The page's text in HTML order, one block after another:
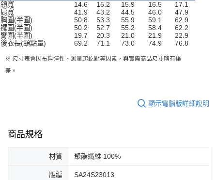
領寬
14.6 15.2 15.9 16.5
17.1
肩寬
41.9 43.2 44.5 46.0
47.9
胸圍(半圍)
50.8 53.3 55.9 59.1
62.9
襬圍(半圍)
50.2 52.7 55.2 58.4
62.2
臂圍(半圍)
19.7 20.3 21.0 21.9
22.9
後衣長(頸點量)
69.2 71.1 73.0 74.9 76.8
※ 尺寸表會因布料彈性、測量起訖點等因素，與實際商品尺寸略有誤
差。
顯示電腦版詳細說明
商品規格
材質 聚酯纖維 100%
版編 SA24S23013